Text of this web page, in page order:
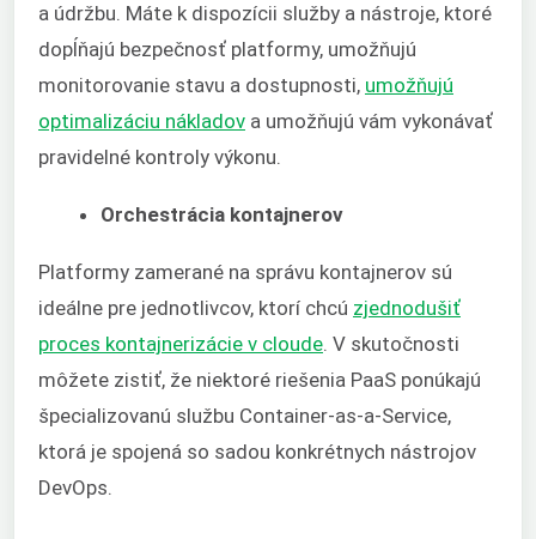
a údržbu. Máte k dispozícii služby a nástroje, ktoré
dopĺňajú bezpečnosť platformy, umožňujú
monitorovanie stavu a dostupnosti, umožňujú
optimalizáciu nákladov a umožňujú vám vykonávať
pravidelné kontroly výkonu.
Orchestrácia kontajnerov
Platformy zamerané na správu kontajnerov sú
ideálne pre jednotlivcov, ktorí chcú zjednodušiť
proces kontajnerizácie v cloude. V skutočnosti
môžete zistiť, že niektoré riešenia PaaS ponúkajú
špecializovanú službu Container-as-a-Service,
ktorá je spojená so sadou konkrétnych nástrojov
DevOps.